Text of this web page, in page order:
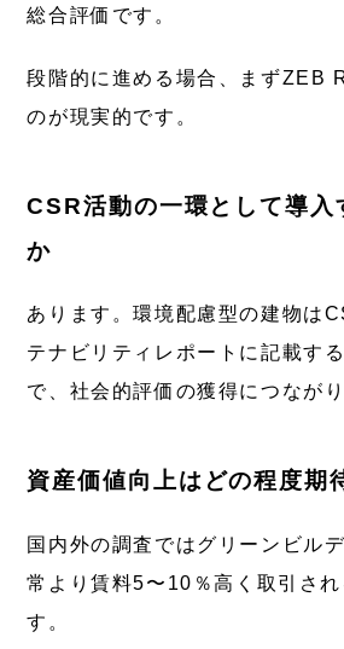
総合評価です。
段階的に進める場合、まずZEB
のが現実的です。
CSR活動の一環として導入
か
あります。環境配慮型の建物は
テナビリティレポートに記載す
で、社会的評価の獲得につながり
資産価値向上はどの程度期
国内外の調査ではグリーンビル
常より賃料5〜10％高く取引され
す。